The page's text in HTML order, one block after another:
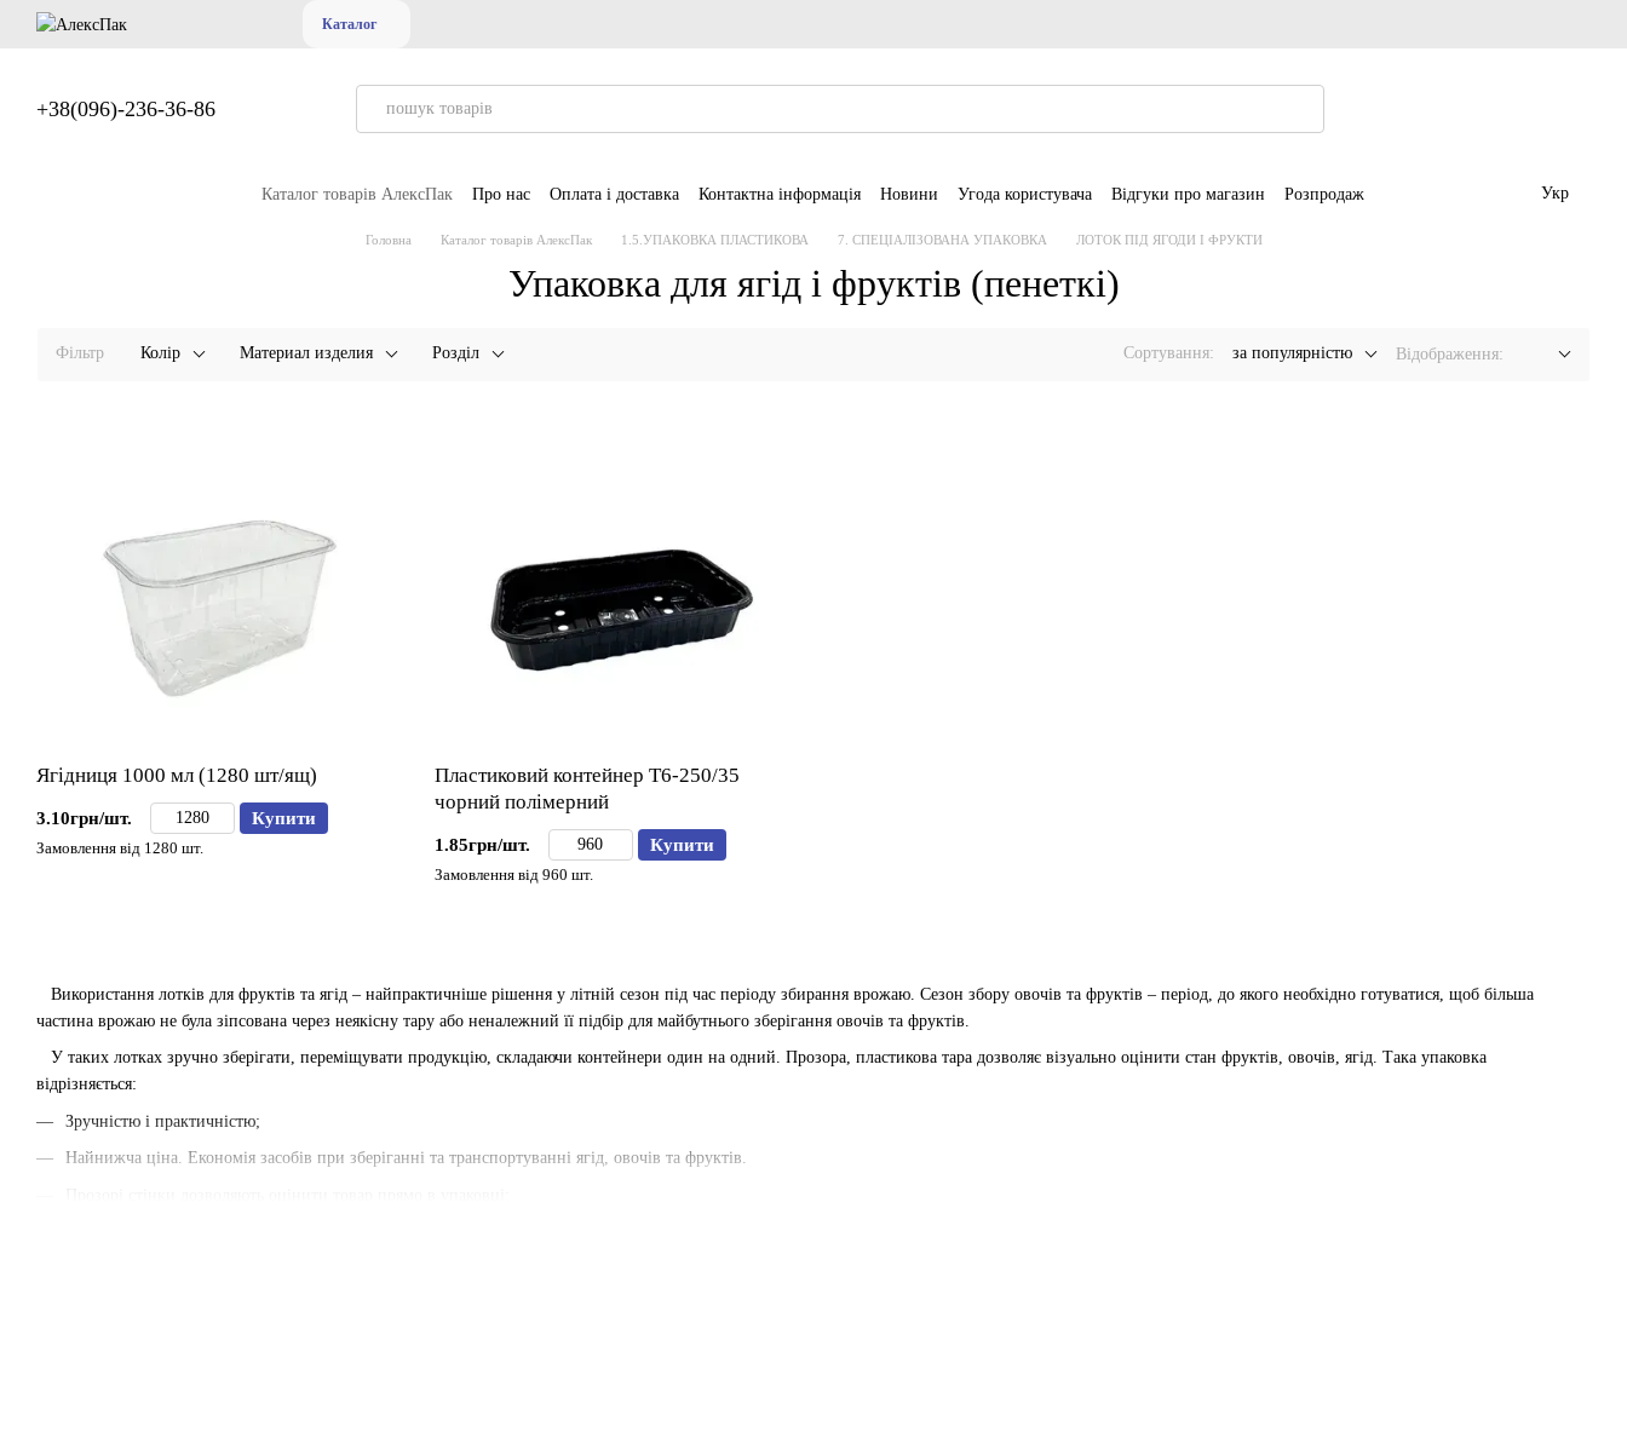
Перейти до основного контенту Каталог
+38(096)-236-36-86
Каталог товарів АлексПак Про нас Оплата і доставка Контактна інформація Новини Угода користувача Відгуки про магазин Розпродаж Укр
Головна Каталог товарів АлексПак 1.5.УПАКОВКА ПЛАСТИКОВА 7. СПЕЦІАЛІЗОВАНА УПАКОВКА ЛОТОК ПІД ЯГОДИ І ФРУКТИ
Упаковка для ягід і фруктів (пенеткі)
Фільтр Колір Материал изделия Розділ Сортування: за популярністю Відображення:
Використання лотків для фруктів та ягід – найпрактичніше рішення у літній сезон під час періоду збирання врожаю. Сезон збору овочів та фруктів – період, до якого необхідно готуватися, щоб більша
частина врожаю не була зіпсована через неякісну тару або неналежний її підбір для майбутнього зберігання овочів та фруктів.
У таких лотках зручно зберігати, переміщувати продукцію, складаючи контейнери один на одний. Прозора, пластикова тара дозволяє візуально оцінити стан фруктів, овочів, ягід. Така упаковка
відрізняється:
Зручністю і практичністю;
Найнижча ціна. Економія засобів при зберіганні та транспортуванні ягід, овочів та фруктів.
Ягідниця 1000 мл (1280 шт/ящ)
3.10грн/шт. Купити
Замовлення від 1280 шт.
Пластиковий контейнер Т6-250/35
чорний полімерний
1.85грн/шт. Купити
Замовлення від 960 шт.